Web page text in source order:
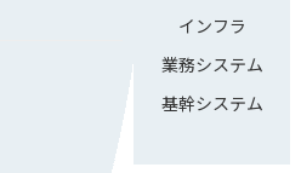
インフラ
業務システム
基幹システム